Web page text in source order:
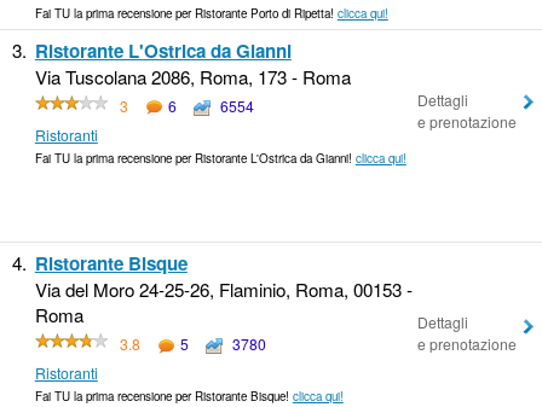
Fai TU la prima recensione per Ristorante Porto di Ripetta! clicca qui!
3. Ristorante L'Ostrica da Gianni
Via Tuscolana 2086, Roma, 173 - Roma
3 6
6554
Ristoranti
Dettagli
e prenotazione
Fai TU la prima recensione per Ristorante L'Ostrica da Gianni! clicca qui!
4. Ristorante Bisque
Via del Moro 24-25-26, Flaminio, Roma, 00153 -
Roma
3.8 5
3780
Ristoranti
Dettagli
e prenotazione
Fai TU la prima recensione per Ristorante Bisque! clicca qui!